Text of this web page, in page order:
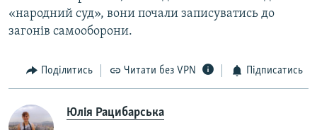
«народний суд», вони почали записуватись до
загонів самооборони.
Поділитись Читати без VPN Підписатись
Юлія Рацибарська